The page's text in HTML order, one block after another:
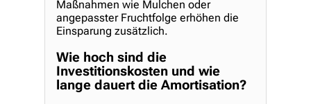
Maßnahmen wie Mulchen oder
angepasster Fruchtfolge erhöhen die
Einsparung zusätzlich.
Wie hoch sind die
Investitionskosten und wie
lange dauert die Amortisation?